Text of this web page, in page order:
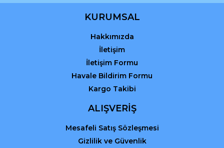
KURUMSAL
Hakkımızda
İletişim
İletişim Formu
Havale Bildirim Formu
Kargo Takibi
ALIŞVERİŞ
Mesafeli Satış Sözleşmesi
Gizlilik ve Güvenlik